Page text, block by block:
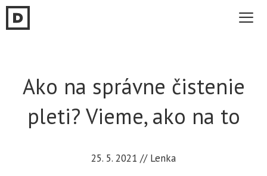
Preskočiť
na
Ako na správne čistenie
pleti? Vieme, ako na to
25. 5. 2021 // Lenka